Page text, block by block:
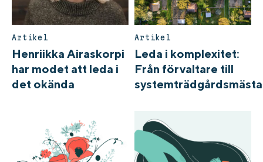
Artikel
Henriikka Airaskorpi
har modet att leda i
det okända
Artikel
Leda i komplexitet:
Från förvaltare till